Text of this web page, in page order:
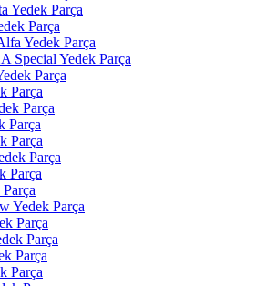
Yedek Parça
Parça
Yedek Parça
Special Yedek Parça
Parça
Parça
Parça
Parça
Parça
Parça
Parça
Yedek Parça
Parça
Parça
Parça
Parça